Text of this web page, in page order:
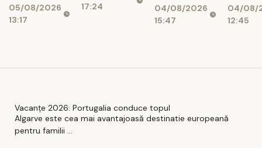
impozit
05/08/2026
13:17
17:24
aprobate
04/08/2026
15:47
lei
04/08/
12:45
Vacanțe 2026: Portugalia conduce topul
Algarve este cea mai avantajoasă destinatie europeană
pentru familii ...